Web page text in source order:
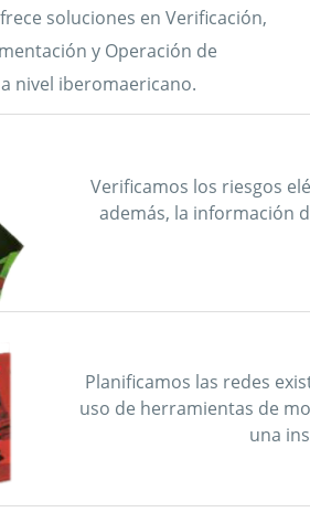
soluciones en Verificación,
y Operación de
nivel iberomaericano.
Verificamos los riesgos
además, la información
Planificamos las redes
uso de herramientas de
una